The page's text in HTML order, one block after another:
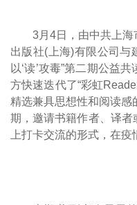
3月4日，由中共上
出版社(上海)有限公司与
以‘读’攻毒”第二期公益
方快速迭代了“彩虹
精选兼具思想性和阅读感
期，邀请书籍作者、译
上打卡交流的形式，在